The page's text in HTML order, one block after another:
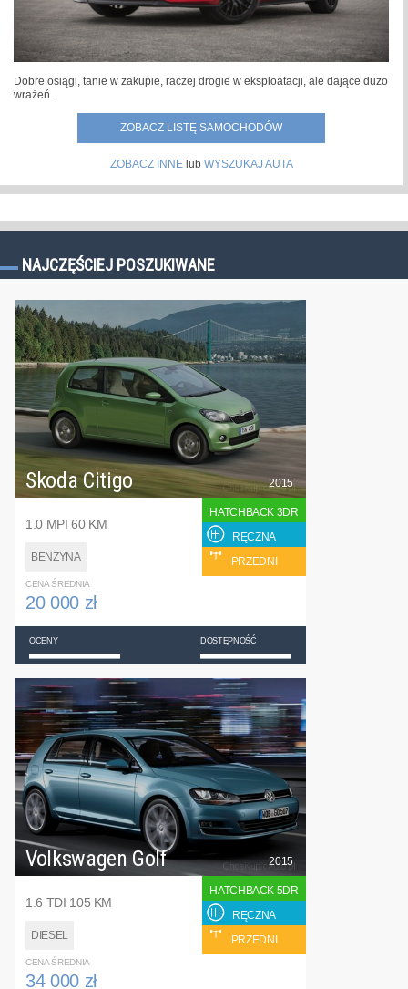
Dobre osiągi, tanie w zakupie, raczej drogie w eksploatacji, ale dające dużo
wrażeń.
ZOBACZ LISTĘ SAMOCHODÓW
ZOBACZ INNElub WYSZUKAJ AUTA
NAJCZĘŚCIEJ POSZUKIWANE
Skoda Citigo
1.0 MPI 60 KM
BENZYNA
2015
HATCHBACK 3DR
RĘCZNA
PRZEDNI
CENA ŚREDNIA
20 000 zł
OCENY DOSTĘPNOŚĆ
Volkswagen Golf
1.6 TDI 105 KM
DIESEL
2015
HATCHBACK 5DR
RĘCZNA
PRZEDNI
CENA ŚREDNIA
34 000 zł